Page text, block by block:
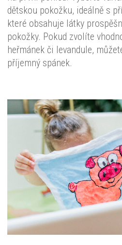
dětskou pokožku, ideálně s
které obsahuje látky
pokožky. Pokud zvolíte
heřmánek či levandule,
příjemný spánek.